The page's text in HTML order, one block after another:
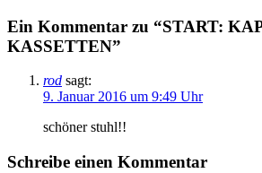
Ein Kommentar zu “START:
KASSETTEN”
rod sagt:
9. Januar 2016 um 9:49 Uhr
schöner stuhl!!
Schreibe einen Kommentar